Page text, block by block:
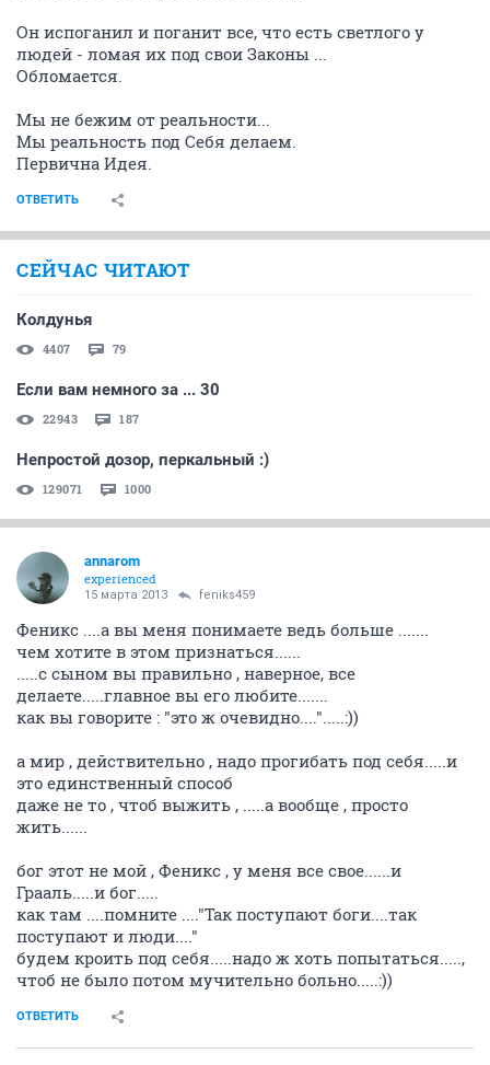
Он испоганил и поганит все, что есть светлого у
людей - ломая их под свои Законы ...
Обломается.
Мы не бежим от реальности...
Мы реальность под Себя делаем.
Первична Идея.
ОТВЕТИТЬ
СЕЙЧАС ЧИТАЮТ
Колдунья
4407 79
Если вам немного за ... 30
22943 187
Непростой дозор, перкальный :)
129071 1000
annarom
experienced
15 марта 2013 feniks459
Феникс ....а вы меня понимаете ведь больше .......
чем хотите в этом признаться......
.....с сыном вы правильно , наверное, все
делаете.....главное вы его любите.......
как вы говорите : "это ж очевидно....".....:))
а мир , действительно , надо прогибать под себя.....и
это единственный способ
даже не то , чтоб выжить , .....а вообще , просто
жить......
бог этот не мой , Феникс , у меня все свое......и
Грааль.....и бог.....
как там ....помните ...."Так поступают боги....так
поступают и люди...."
будем кроить под себя.....надо ж хоть попытаться.....,
чтоб не было потом мучительно больно.....:))
ОТВЕТИТЬ